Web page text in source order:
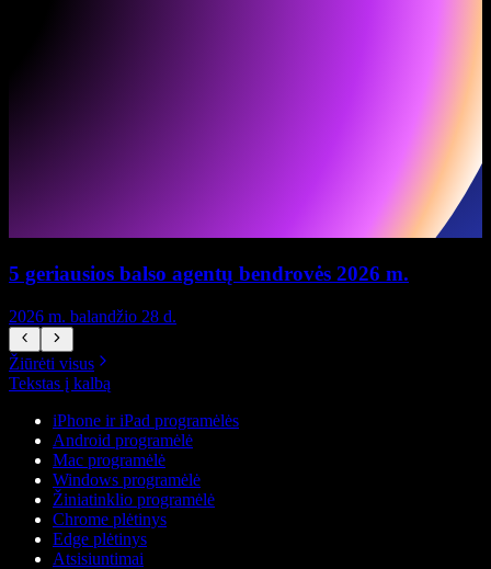
5 geriausios balso agentų bendrovės 2026 m.
2026 m. balandžio 28 d.
Žiūrėti visus
Tekstas į kalbą
iPhone ir iPad programėlės
Android programėlė
Mac programėlė
Windows programėlė
Žiniatinklio programėlė
Chrome plėtinys
Edge plėtinys
Atsisiuntimai